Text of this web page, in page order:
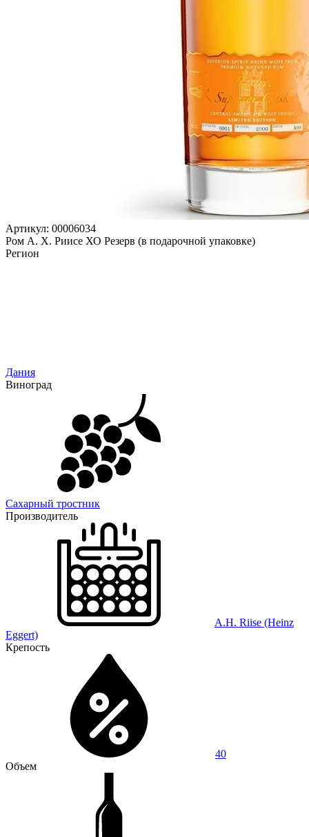
Артикул: 00006034
Ром А. Х. Риисе ХО Резерв (в подарочной упаковке)
Регион
Дания
Виноград
Сахарный тростник
Производитель
A.H. Riise (Heinz
Eggert)
Крепость
40
Объем